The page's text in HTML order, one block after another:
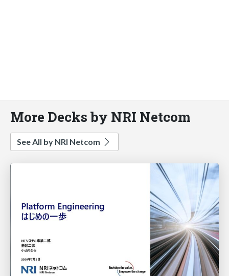
More Decks by NRI Netcom
See All by NRI Netcom